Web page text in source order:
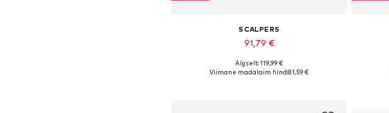
SCALPERS
91,79 €
Saadaolevad suurused: One Size
Algselt: 119,99 €
Viimane madalaim hind:81,59 €